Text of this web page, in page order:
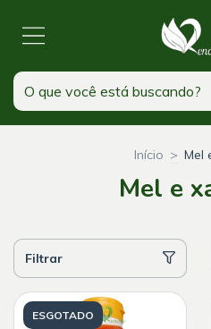
Início > Mel
Mel e
Filtrar
ESGOTADO